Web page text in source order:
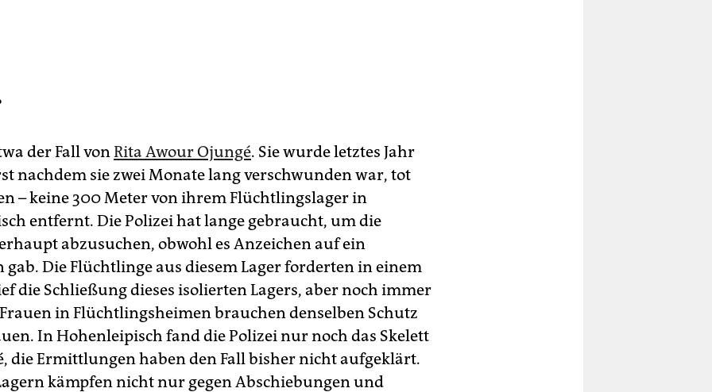
der Fall von Rita Awour Ojungé. Sie wurde letztes Jahr
nachdem sie zwei Monate lang verschwunden war, tot
– keine 300 Meter von ihrem Flüchtlingslager in
entfernt. Die Polizei hat lange gebraucht, um die
abzusuchen, obwohl es Anzeichen auf ein
gab. Die Flüchtlinge aus diesem Lager forderten in einem
die Schließung dieses isolierten Lagers, aber noch immer
in Flüchtlingsheimen brauchen denselben Schutz
In Hohenleipisch fand die Polizei nur noch das Skelett
die Ermittlungen haben den Fall bisher nicht aufgeklärt.
kämpfen nicht nur gegen Abschiebungen und